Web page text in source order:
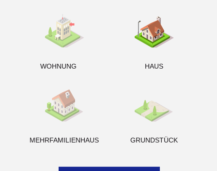
WOHNUNG HAUS
MEHRFAMILIENHAUS GRUNDSTÜCK